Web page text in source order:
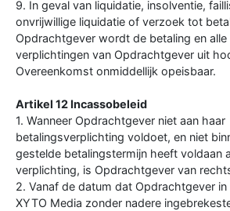
9. In geval van liquidatie, insolventie,
onvrijwillige liquidatie of verzoek tot
Opdrachtgever wordt de betaling en alle
verplichtingen van Opdrachtgever uit
Overeenkomst onmiddellijk opeisbaar.
Artikel 12 Incassobeleid
1. Wanneer Opdrachtgever niet aan haar
betalingsverplichting voldoet, en niet
gestelde betalingstermijn heeft voldaan
verplichting, is Opdrachtgever van
2. Vanaf de datum dat Opdrachtgever
XYTO Media zonder nadere